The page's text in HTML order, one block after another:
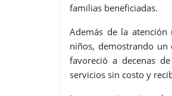
familias beneficiadas.
Además de la
niños, demostrando
favoreció a decenas
servicios sin costo y